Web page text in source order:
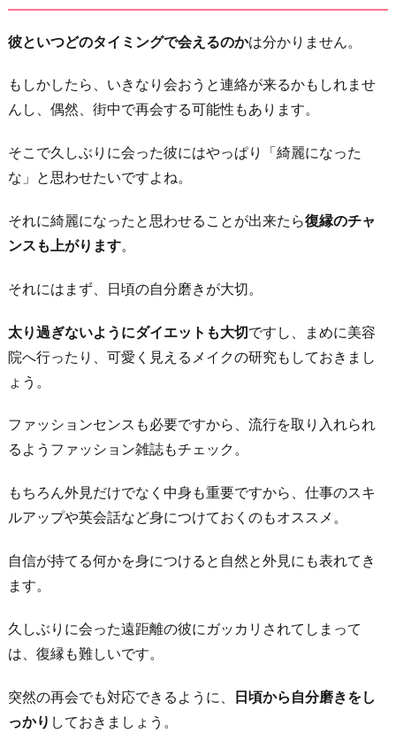
彼といつどのタイミングで会えるのかは分かりません。
もしかしたら、いきなり会おうと連絡が来るかもしれませ
んし、偶然、街中で再会する可能性もあります。
そこで久しぶりに会った彼にはやっぱり「綺麗になった
な」と思わせたいですよね。
それに綺麗になったと思わせることが出来たら復縁のチャ
ンスも上がります。
それにはまず、日頃の自分磨きが大切。
太り過ぎないようにダイエットも大切ですし、まめに美容
院へ行ったり、可愛く見えるメイクの研究もしておきまし
ょう。
ファッションセンスも必要ですから、流行を取り入れられ
るようファッション雑誌もチェック。
もちろん外見だけでなく中身も重要ですから、仕事のスキ
ルアップや英会話など身につけておくのもオススメ。
自信が持てる何かを身につけると自然と外見にも表れてき
ます。
久しぶりに会った遠距離の彼にガッカリされてしまって
は、復縁も難しいです。
突然の再会でも対応できるように、 日頃から自分磨きをし
っかり しておきましょう。